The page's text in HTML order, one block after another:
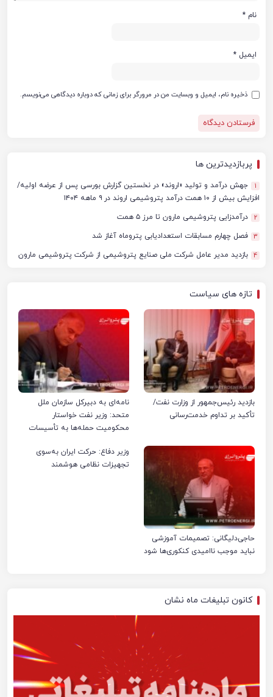
نام *
ایمیل *
ذخیره نام، ایمیل و وبسایت من در مرورگر برای زمانی که دوباره دیدگاهی می‌نویسم.
پربازدیدترین ها
1
جهش درآمد و تولید «اروند» در نخستین گزارش بورسی پس از عرضه اولیه/
افزایش بیش از ۱۰ همت درآمد پتروشیمی اروند در ۹ ماهه ۱۴۰۴
2 درآمدزایی پتروشیمی مارون تا مرز ۵ همت
3 فصل چهارم مسابقات استعدادیابی پتروماه آغاز شد
4 بازدید مدیر عامل شرکت ملی صنایع پتروشیمی از شرکت پتروشیمی مارون
تازه های سیاست
بازدید رئیس‌جمهور از وزارت نفت/
تأکید بر تداوم خدمت‌رسانی
نامه‌ای به دبیرکل سازمان ملل
متحد: وزیر نفت خواستار
محکومیت حمله‌ها به تأسیسات
حاجی‌دلیگانی: تصمیمات آموزشی
نباید موجب ناامیدی کنکوری‌ها شود
وزیر دفاع: حرکت ایران به‌سوی
تجهیزات نظامی هوشمند
کانون تبلیغات ماه نشان